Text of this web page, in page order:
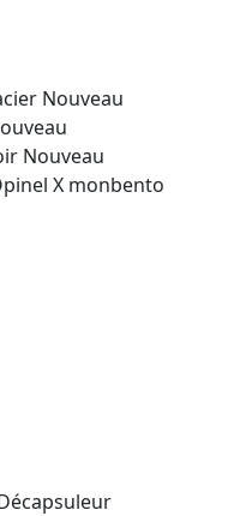
Nouveau
Nouveau
X monbento